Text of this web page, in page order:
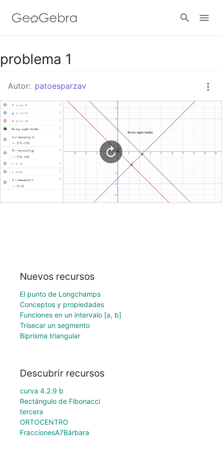
Google Classroom
GeoGebra Classroom
Abrir sesión
problema 1
Autor: patoesparzav
Nuevos recursos
El punto de Longchamps
Conceptos y propiedades
Funciones en un intervalo [a, b]
Trisecar un segmento
Biprisma triangular
Descubrir recursos
curva 4.2.9 b
Rectángulo de Fibonacci
tercera
ORTOCENTRO
FraccionesA7Bárbara